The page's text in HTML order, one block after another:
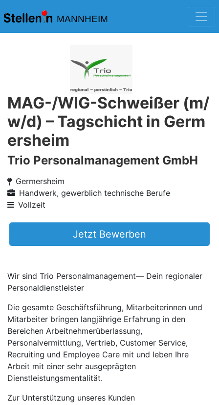
MANNHEIM
MAG-/WIG-Schweißer (m/
w/d) – Tagschicht in Germ
ersheim
Trio Personalmanagement GmbH
Germersheim
Handwerk, gewerblich technische Berufe
Vollzeit
Jetzt Bewerben
Wir sind Trio Personalmanagement— Dein regionaler
Personaldienstleister
Die gesamte Geschäftsführung, Mitarbeiterinnen und
Mitarbeiter bringen langjährige Erfahrung in den
Bereichen Arbeitnehmerüberlassung,
Personalvermittlung, Vertrieb, Customer Service,
Recruiting und Employee Care mit und leben Ihre
Arbeit mit einer sehr ausgeprägten
Dienstleistungsmentalität.
Zur Unterstützung unseres Kunden